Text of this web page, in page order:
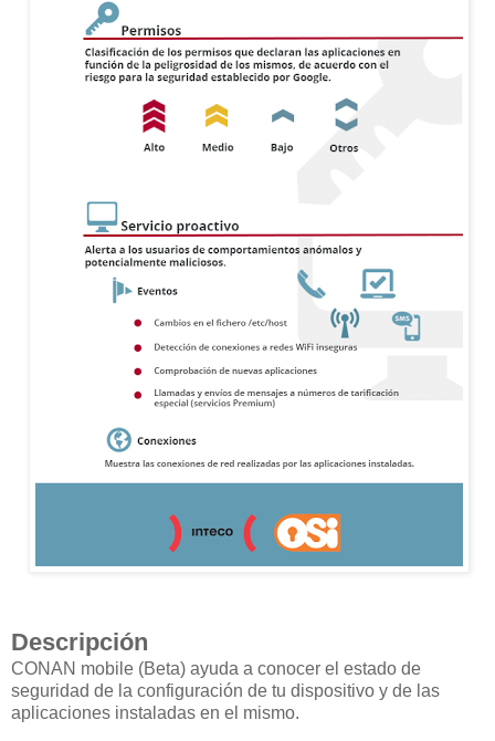
Descripción
CONAN mobile (Beta) ayuda a conocer el estado de
seguridad de la configuración de tu dispositivo y de las
aplicaciones instaladas en el mismo.